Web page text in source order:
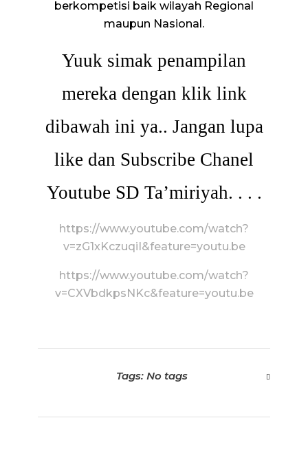
berkompetisi baik wilayah Regional
maupun Nasional.
Yuuk simak penampilan
mereka dengan klik link
dibawah ini ya.. Jangan lupa
like dan Subscribe Chanel
Youtube SD Ta’miriyah. . . .
https://www.youtube.com/watch?
v=zG1xKczuqiI&feature=youtu.be
https://www.youtube.com/watch?
v=CXVbdkpsNKc&feature=youtu.be
Tags: No tags